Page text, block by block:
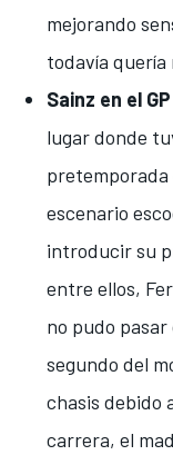
mejorando
todavía quería
Sainz en el
lugar donde
pretemporada
escenario
introducir su
entre ellos,
no pudo
segundo del
chasis debido
carrera, el